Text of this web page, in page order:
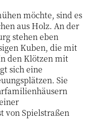
möchte, sind es
aus Holz. An der
stehen eben
Kuben, die mit
den Klötzen mit
sich eine
Sie
von Spielstraßen